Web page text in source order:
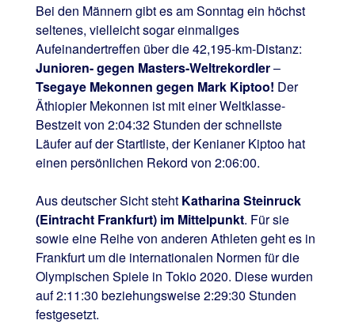
Bei den Männern gibt es am Sonntag ein höchst
seltenes, vielleicht sogar einmaliges
Aufeinandertreffen über die 42,195-km-Distanz:
Junioren- gegen Masters-Weltrekordler–
Tsegaye Mekonnen gegen Mark Kiptoo! Der
Äthiopier Mekonnen ist mit einer Weltklasse-
Bestzeit von 2:04:32 Stunden der schnellste
Läufer auf der Startliste, der Kenianer Kiptoo hat
einen persönlichen Rekord von 2:06:00.
Aus deutscher Sicht steht Katharina Steinruck
(Eintracht Frankfurt) im Mittelpunkt. Für sie
sowie eine Reihe von anderen Athleten geht es in
Frankfurt um die internationalen Normen für die
Olympischen Spiele in Tokio 2020. Diese wurden
auf 2:11:30 beziehungsweise 2:29:30 Stunden
festgesetzt.